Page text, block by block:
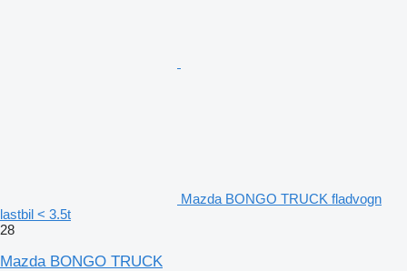
Mazda BONGO TRUCK fladvogn
lastbil < 3.5t
28
Mazda BONGO TRUCK